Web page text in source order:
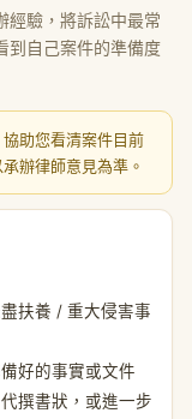
經驗，將訴訟中最常
到自己案件的準備度
協助您看清案件目前
辦律師意見為準。
扶養 / 重大侵害事
好的事實或文件
撰書狀，或進一步